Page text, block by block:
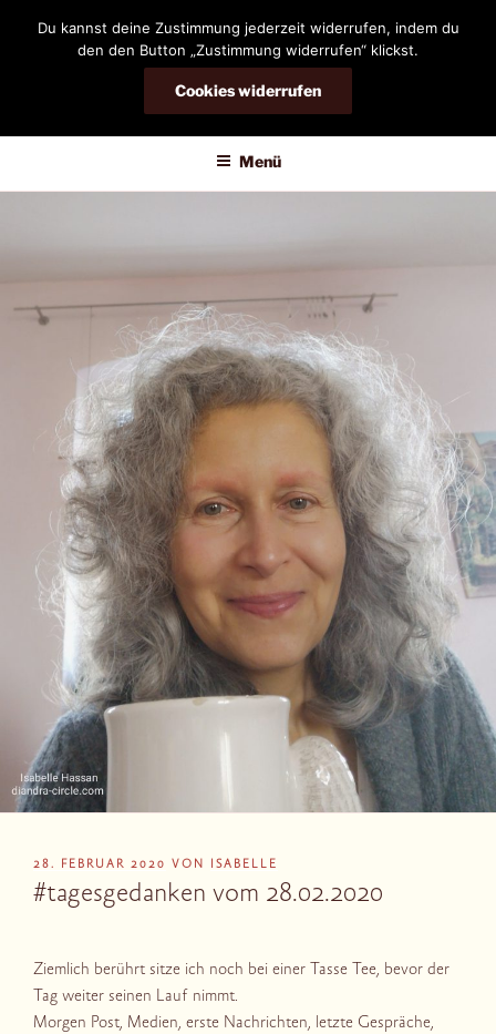
DIANDRA-CIRCLE
Menü
VERÖFFENTLICHT
AM
28. FEBRUAR 2020 VON ISABELLE
#tagesgedanken vom 28.02.2020
Ziemlich berührt sitze ich noch bei einer Tasse Tee, bevor der
Tag weiter seinen Lauf nimmt.
Morgen Post, Medien, erste Nachrichten, letzte Gespräche,
Du kannst deine Zustimmung jederzeit widerrufen, indem du
den den Button „Zustimmung widerrufen“ klickst.
Cookies widerrufen